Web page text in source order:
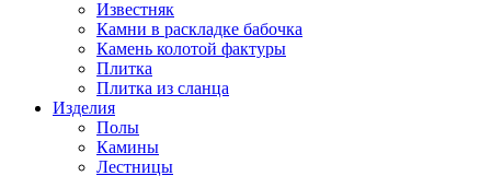
Известняк
Камни в раскладке бабочка
Камень колотой фактуры
Плитка
Плитка из сланца
Изделия
Полы
Камины
Лестницы